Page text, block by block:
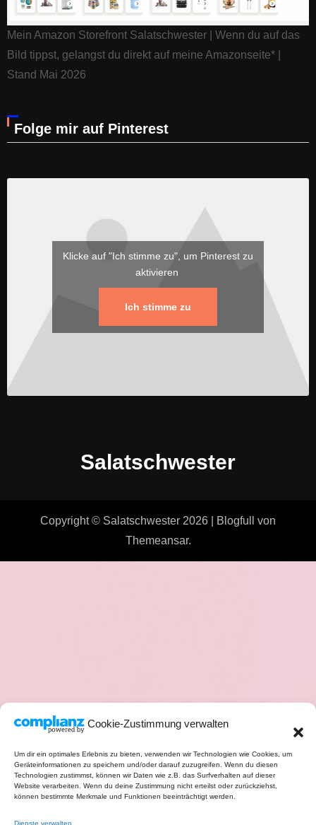
Cookie-Zustimmung verwalten
Um dir ein optimales Erlebnis zu bieten, verwenden wir Technologien wie Cookies, um
Geräteinformationen zu speichern und/oder darauf zuzugreifen. Wenn du diesen
Technologien zustimmst, können wir Daten wie z.B. das Surfverhalten auf dieser
Website verarbeiten. Wenn du deine Zustimmung nicht erteilst oder zurückziehst,
können bestimmte Merkmale und Funktionen beeinträchtigt werden.
Dienste verwalten
Mein Amazon Storefront Salatschwester | Wenn du auf das
Bild tippst, gelangst du direkt auf meine Amazonseite* |
Stand Mai 2026
Folge mir auf Pinterest
Klicke auf "Ich stimme zu", um Pinterest zu
aktivieren
Ich stimme zu
Salatschwester
Copyright © Salatschwester 2026 Blogfull
von
Themeansar.